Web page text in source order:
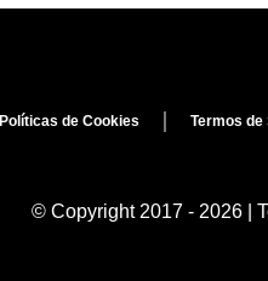
Políticas de Cookies Termos de
© Copyright 2017 - 2026 |